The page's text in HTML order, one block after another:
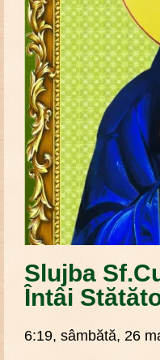
Slujba
Întâi
6:19, sâmbătă, 26